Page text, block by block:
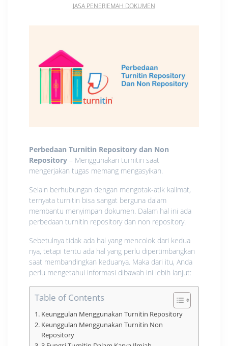
JASA PENERJEMAH DOKUMEN
Perbedaan Turnitin Repository dan Non
Repository – Menggunakan turnitin saat
mengerjakan tugas memang mengasyikan.
Selain berhubungan dengan mengotak-atik kalimat,
ternyata turnitin bisa sangat berguna dalam
membantu menyimpan dokumen. Dalam hal ini ada
perbedaan turnitin repository dan non repository.
Sebetulnya tidak ada hal yang mencolok dari kedua
nya, tetapi tentu ada hal yang perlu dipertimbangkan
saat membandingkan keduanya. Maka dari itu, Anda
perlu mengetahui informasi dibawah ini lebih lanjut:
Table of Contents
Keunggulan Menggunakan Turnitin Repository
Keunggulan Menggunakan Turnitin Non
Repository